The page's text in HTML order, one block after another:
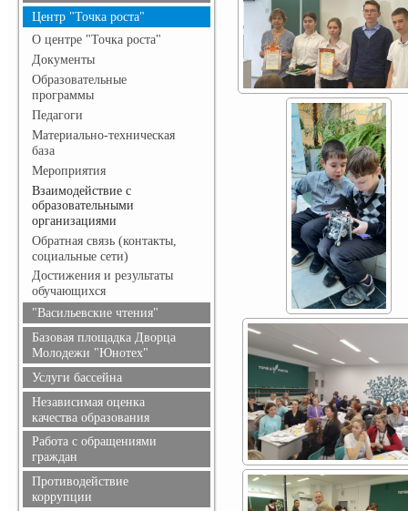
Гражданская оборона
Центр "Точка роста"
О центре "Точка роста"
Документы
Образовательные
программы
Педагоги
Материально-техническая
база
Мероприятия
Взаимодействие с
образовательными
организациями
Обратная связь (контакты,
социальные сети)
Достижения и результаты
обучающихся
"Васильевские чтения"
Базовая площадка Дворца
Молодежи "Юнотех"
Услуги бассейна
Независимая оценка
качества образования
Работа с обращениями
граждан
Противодействие
коррупции